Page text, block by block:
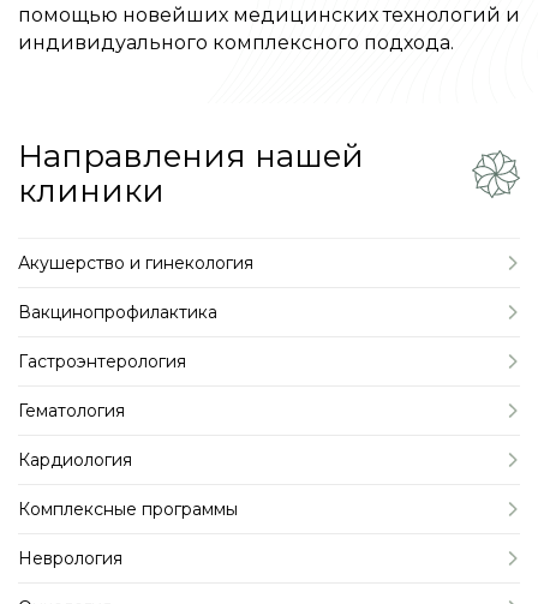
помощью новейших медицинских технологий и
индивидуального комплексного подхода.
Направления нашей
клиники
Акушерство и гинекология
Вакцинопрофилактика
Гастроэнтерология
Гематология
Кардиология
Комплексные программы
Неврология